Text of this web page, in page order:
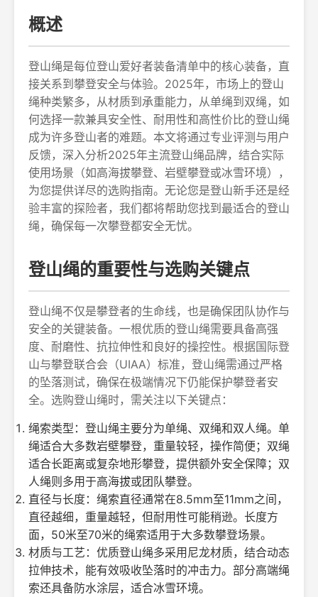
概述
登山绳是每位登山爱好者装备清单中的核心装备，直
接关系到攀登安全与体验。2025年，市场上的登山
绳种类繁多，从材质到承重能力，从单绳到双绳，如
何选择一款兼具安全性、耐用性和高性价比的登山绳
成为许多登山者的难题。本文将通过专业评测与用户
反馈，深入分析2025年主流登山绳品牌，结合实际
使用场景（如高海拔攀登、岩壁攀登或冰雪环境），
为您提供详尽的选购指南。无论您是登山新手还是经
验丰富的探险者，我们都将帮助您找到最适合的登山
绳，确保每一次攀登都安全无忧。
登山绳的重要性与选购关键点
登山绳不仅是攀登者的生命线，也是确保团队协作与
安全的关键装备。一根优质的登山绳需要具备高强
度、耐磨性、抗拉伸性和良好的操控性。根据国际登
山与攀登联合会（UIAA）标准，登山绳需通过严格
的坠落测试，确保在极端情况下仍能保护攀登者安
全。选购登山绳时，需关注以下关键点：
绳索类型：登山绳主要分为单绳、双绳和双人绳。单
绳适合大多数岩壁攀登，重量较轻，操作简便；双绳
适合长距离或复杂地形攀登，提供额外安全保障；双
人绳则多用于高海拔或团队攀登。
直径与长度：绳索直径通常在8.5mm至11mm之间，
直径越细，重量越轻，但耐用性可能稍逊。长度方
面，50米至70米的绳索适用于大多数攀登场景。
材质与工艺：优质登山绳多采用尼龙材质，结合动态
拉伸技术，能有效吸收坠落时的冲击力。部分高端绳
索还具备防水涂层，适合冰雪环境。